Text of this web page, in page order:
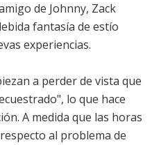
de Johnny, Zack
fantasía de estío
experiencias.
a perder de vista que
lo que hace
A medida que las horas
al problema de